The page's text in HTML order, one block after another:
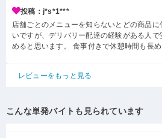
投稿：j*s*1***
店舗ごとのメニューを知らないとどの商品
いですが、デリバリー配達の経験がある人
めると思います。 食事付きで休憩時間も長
レビューをもっと見る
こんな単発バイトも見られています